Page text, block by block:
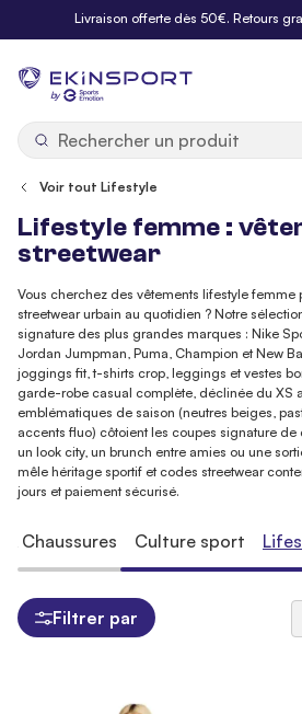
Allez au contenuLivraison offerte dès 50€. Retours
by
Voir tout Lifestyle
Lifestyle femme :
streetwear
Vous cherchez des vêtements lifestyle femme
streetwear urbain au quotidien ? Notre
signature des plus grandes marques : Nike
Jordan Jumpman, Puma, Champion et New
joggings fit, t-shirts crop, leggings et vestes
garde-robe casual complète, déclinée du XS
emblématiques de saison (neutres beiges,
accents fluo) côtoient les coupes signature
un look city, un brunch entre amies ou une
mêle héritage sportif et codes streetwear
jours et paiement sécurisé.
& Chaussures Culture sport
Filtrer par